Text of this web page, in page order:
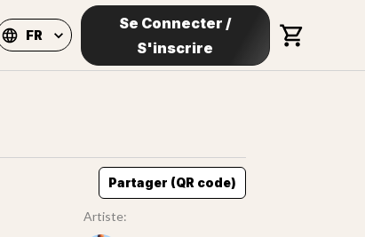
FR
Se Connecter /
S'inscrire
Partager (QR code)
Artiste: